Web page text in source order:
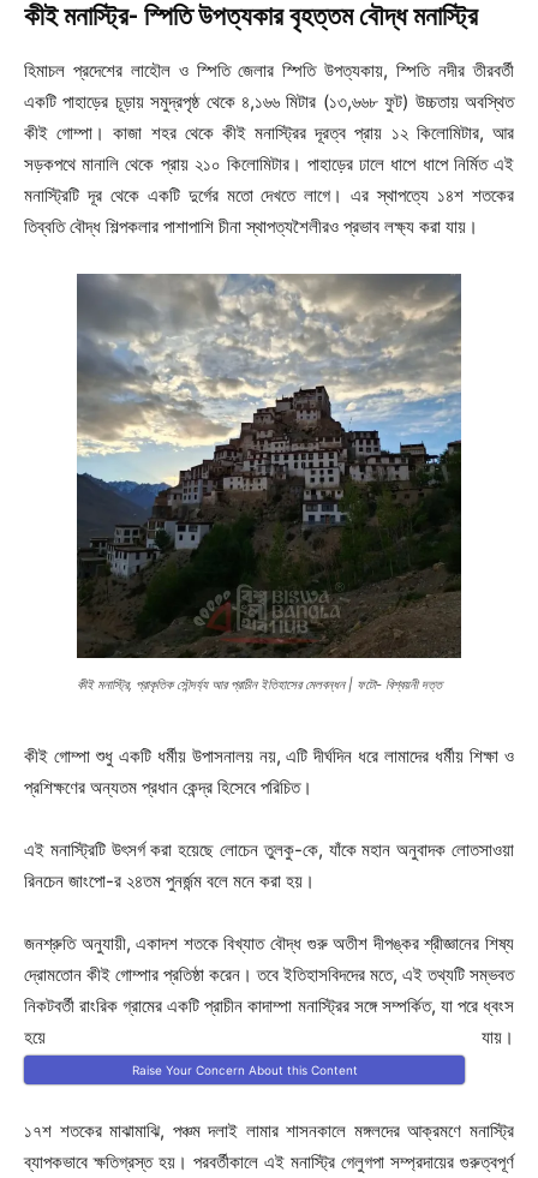
কীই মনাস্ট্রি- স্পিতি উপত্যকার বৃহত্তম বৌদ্ধ মনাস্ট্রি
হিমাচল প্রদেশের লাহৌল ও স্পিতি জেলার স্পিতি উপত্যকায়, স্পিতি নদীর তীরবর্তী
একটি পাহাড়ের চূড়ায় সমুদ্রপৃষ্ঠ থেকে ৪,১৬৬ মিটার (১৩,৬৬৮ ফুট) উচ্চতায় অবস্থিত
কীই গোম্পা। কাজা শহর থেকে কীই মনাস্ট্রির দূরত্ব প্রায় ১২ কিলোমিটার, আর
সড়কপথে মানালি থেকে প্রায় ২১০ কিলোমিটার। পাহাড়ের ঢালে ধাপে ধাপে নির্মিত এই
মনাস্ট্রিটি দূর থেকে একটি দুর্গের মতো দেখতে লাগে। এর স্থাপত্যে ১৪শ শতকের
তিব্বতি বৌদ্ধ শিল্পকলার পাশাপাশি চীনা স্থাপত্যশৈলীরও প্রভাব লক্ষ্য করা যায়।
কীই মনাস্ট্রি, প্রাকৃতিক সৌন্দর্য্য আর প্রাচীন ইতিহাসের মেলবন্ধন | ফটো- বিশ্বয়নী দত্ত
কীই গোম্পা শুধু একটি ধর্মীয় উপাসনালয় নয়, এটি দীর্ঘদিন ধরে লামাদের ধর্মীয় শিক্ষা ও
প্রশিক্ষণের অন্যতম প্রধান কেন্দ্র হিসেবে পরিচিত।
এই মনাস্ট্রিটি উৎসর্গ করা হয়েছে লোচেন তুলকু-কে, যাঁকে মহান অনুবাদক লোতসাওয়া
রিনচেন জাংপো-র ২৪তম পুনর্জন্ম বলে মনে করা হয়।
জনশ্রুতি অনুযায়ী, একাদশ শতকে বিখ্যাত বৌদ্ধ গুরু অতীশ দীপঙ্কর শ্রীজ্ঞানের শিষ্য
দ্রোমতোন কীই গোম্পার প্রতিষ্ঠা করেন। তবে ইতিহাসবিদদের মতে, এই তথ্যটি সম্ভবত
নিকটবর্তী রাংরিক গ্রামের একটি প্রাচীন কাদাম্পা মনাস্ট্রির সঙ্গে সম্পর্কিত, যা পরে ধ্বংস
হয়ে যায়।
Raise Your Concern About this Content
১৭শ শতকের মাঝামাঝি, পঞ্চম দলাই লামার শাসনকালে মঙ্গলদের আক্রমণে মনাস্ট্রি
ব্যাপকভাবে ক্ষতিগ্রস্ত হয়। পরবর্তীকালে এই মনাস্ট্রি গেলুগপা সম্প্রদায়ের গুরুত্বপূর্ণ